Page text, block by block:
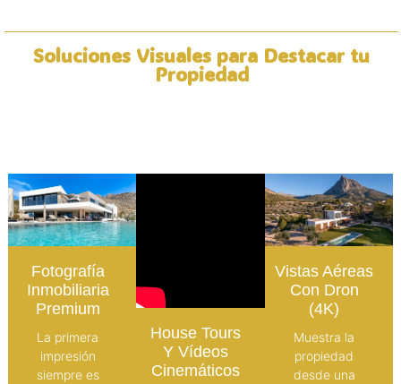
Soluciones Visuales para Destacar tu
Propiedad
Fotografía
Inmobiliaria
Premium
La primera
impresión
siempre es
House Tours
Y Vídeos
Cinemáticos
Vistas Aéreas
Con Dron
(4K)
Muestra la
propiedad
desde una